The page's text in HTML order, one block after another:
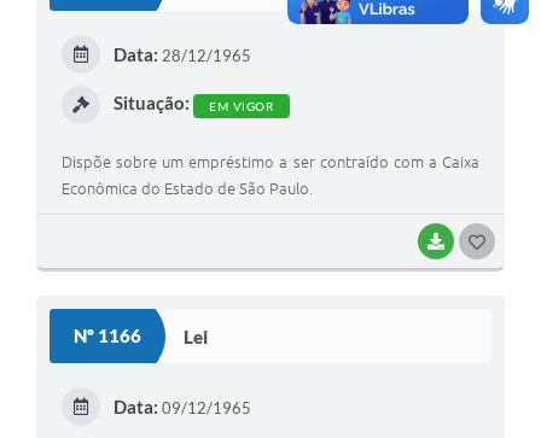
BAIXAR
Data: 28/12/1965
Situação: EM VIGOR
Dispõe sobre um empréstimo a ser contraído com a Caixa
Econômica do Estado de São Paulo.
Nº 1166 Lei
Data: 09/12/1965